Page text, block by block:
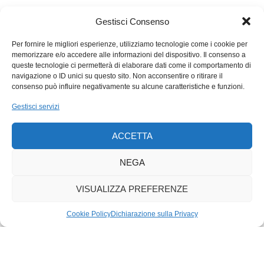
Gestisci Consenso
Per fornire le migliori esperienze, utilizziamo tecnologie come i cookie per
memorizzare e/o accedere alle informazioni del dispositivo. Il consenso a
queste tecnologie ci permetterà di elaborare dati come il comportamento di
navigazione o ID unici su questo sito. Non acconsentire o ritirare il
consenso può influire negativamente su alcune caratteristiche e funzioni.
Gestisci servizi
ACCETTA
NEGA
VISUALIZZA PREFERENZE
Cookie PolicyDichiarazione sulla Privacy
governatore è quello delle autostrade, che per il pagamento
automatico dei pedaggi si avvalgono dell’intermediazione delle
banche, quando invece potrebbero emettere direttamente le
proprie carte, risparmiando. Era un cambiamento di cultura,
oltre che di forme esteriori. Anche per questo il peggior servizio
vittima: il governatore latinista, tomista, umanista… Anche
oggi, che è al governo del Paese, a Draghi non servono gli
in buona fede. La sensazione è che comincino ad arrivarne,